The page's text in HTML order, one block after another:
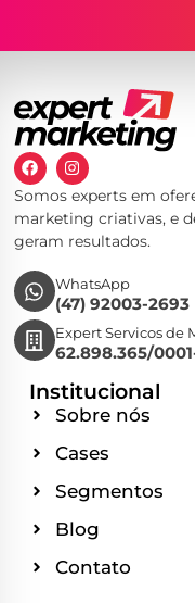
Somos experts em
marketing criativas, e
geram resultados.
WhatsApp
(47) 92003-2693
Expert Servicos de
62.898.365/
Institucional
Sobre nós
Cases
Segmentos
Blog
Contato